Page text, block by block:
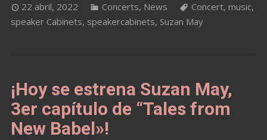
22 abril, 2022 Concerts, News Concert, music,
speaker Cabinets, speakercabinets, Suzan May
¡Hoy se estrena Suzan May,
3er capítulo de “Tales from
New Babel»!